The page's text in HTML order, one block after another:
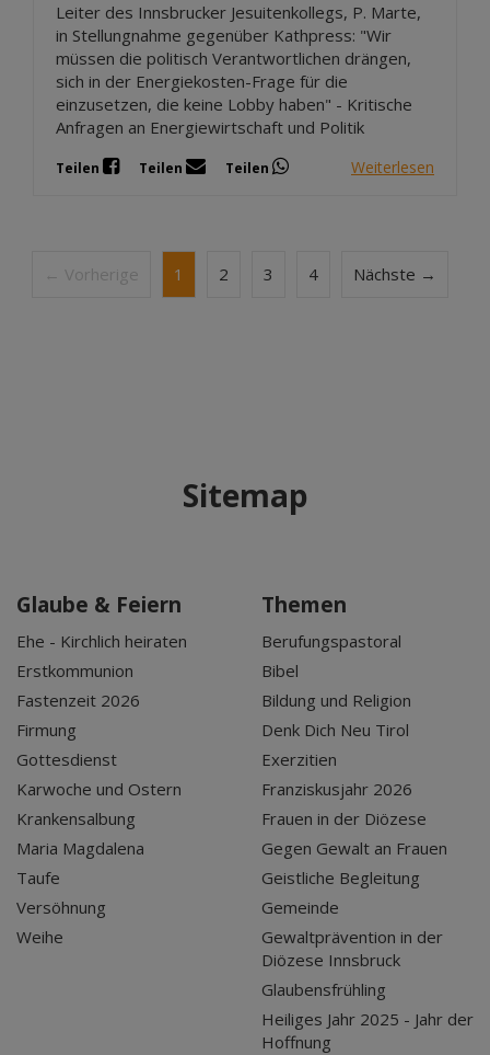
Leiter des Innsbrucker Jesuitenkollegs, P. Marte,
in Stellungnahme gegenüber Kathpress: "Wir
müssen die politisch Verantwortlichen drängen,
sich in der Energiekosten-Frage für die
einzusetzen, die keine Lobby haben" - Kritische
Anfragen an Energiewirtschaft und Politik
Teilen Teilen Teilen Weiterlesen
← Vorherige 1 2 3 4 Nächste →
Sitemap
Glaube & Feiern
Ehe - Kirchlich heiraten
Erstkommunion
Fastenzeit 2026
Firmung
Gottesdienst
Karwoche und Ostern
Krankensalbung
Maria Magdalena
Taufe
Versöhnung
Weihe
Themen
Berufungspastoral
Bibel
Bildung und Religion
Denk Dich Neu Tirol
Exerzitien
Franziskusjahr 2026
Frauen in der Diözese
Gegen Gewalt an Frauen
Geistliche Begleitung
Gemeinde
Gewaltprävention in der
Diözese Innsbruck
Glaubensfrühling
Heiliges Jahr 2025 - Jahr der
Hoffnung